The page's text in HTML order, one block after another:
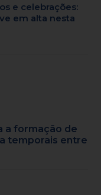
e celebrações:
em alta nesta
a formação de
temporais entre